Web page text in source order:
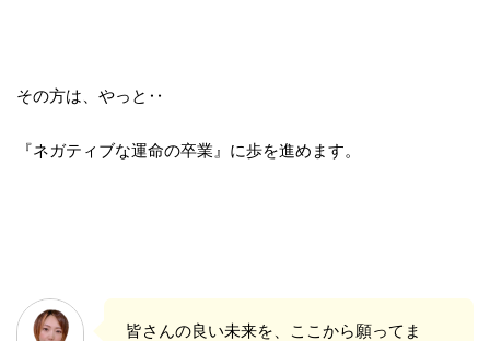
その方は、やっと‥
『ネガティブな運命の卒業』に歩を進めます。
皆さんの良い未来を、
ここから願ってま